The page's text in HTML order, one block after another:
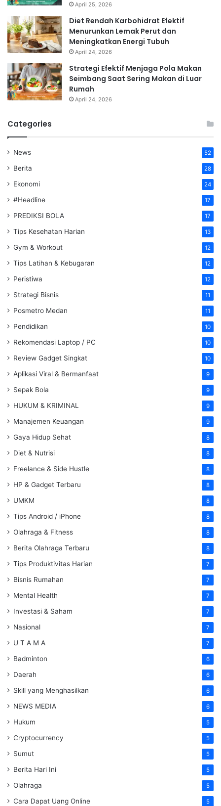
April 25, 2026
Diet Rendah Karbohidrat Efektif
Menurunkan Lemak Perut dan
Meningkatkan Energi Tubuh
April 24, 2026
Strategi Efektif Menjaga Pola Makan
Seimbang Saat Sering Makan di Luar
Rumah
April 24, 2026
Categories
News 52
Berita 28
Ekonomi 24
#Headline 17
PREDIKSI BOLA 17
Tips Kesehatan Harian 13
Gym & Workout 12
Tips Latihan & Kebugaran 12
Peristiwa 12
Strategi Bisnis 11
Posmetro Medan 11
Pendidikan 10
Rekomendasi Laptop / PC 10
Review Gadget Singkat 10
Aplikasi Viral & Bermanfaat 9
Sepak Bola 9
HUKUM & KRIMINAL 9
Manajemen Keuangan 9
Gaya Hidup Sehat 8
Diet & Nutrisi 8
Freelance & Side Hustle 8
HP & Gadget Terbaru 8
UMKM 8
Tips Android / iPhone 8
Olahraga & Fitness 8
Berita Olahraga Terbaru 8
Tips Produktivitas Harian 7
Bisnis Rumahan 7
Mental Health 7
Investasi & Saham 7
Nasional 7
U T A M A 7
Badminton 6
Daerah 6
Skill yang Menghasilkan 6
NEWS MEDIA 6
Hukum 5
Cryptocurrency 5
Sumut 5
Berita Hari Ini 5
Olahraga 5
Cara Dapat Uang Online 5